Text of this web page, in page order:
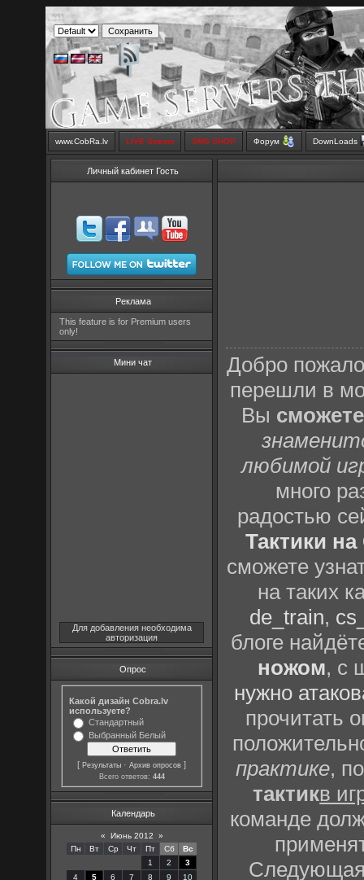
www.CobRa.lv LIVE Stream SMS SHOP Форум DownLoads
Личный кабинет Гость
Реклама
This feature is for Premium users
only!
Мини чат
Для добавления необходима
авторизация
Опрос
Какой дизайн Cobra.lv
используете?
Стандартный
Выбранный Белый
[Результаты ·Архив опросов ]
Всего ответов: 444
Календарь
« Июнь 2012
»
Пн
Вт Ср Чт Пт Сб
Вс
1
2
3
4
5 6 7 8 9
10
Добро
перешли в
Вы
любимой
много
радостью
Тактики
сможете
на таких
de_train,
блоге
ножом, с
нужно
прочитать
практике,
тактикв
команде
Следующая